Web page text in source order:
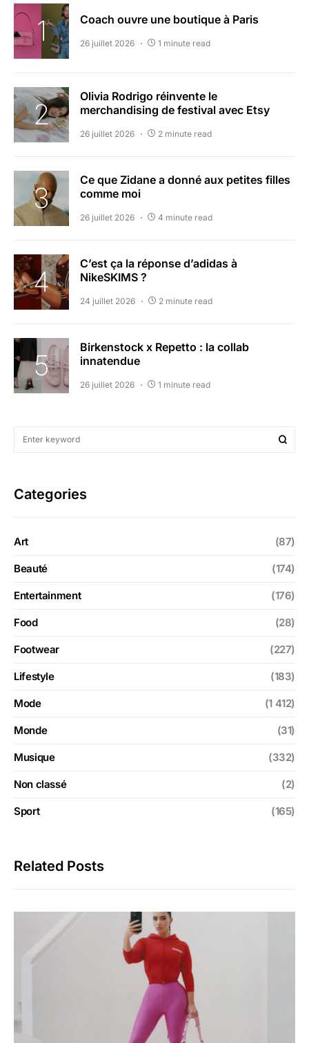
Coach ouvre une boutique à Paris
26 juillet 2026 1 minute read
Olivia Rodrigo réinvente le
merchandising de festival avec Etsy
26 juillet 2026 2 minute read
Ce que Zidane a donné aux petites filles
comme moi
26 juillet 2026 4 minute read
C’est ça la réponse d’adidas à
NikeSKIMS ?
24 juillet 2026 2 minute read
Birkenstock x Repetto : la collab
innatendue
26 juillet 2026 1 minute read
Categories
Art (87)
Beauté (174)
Entertainment (176)
Food (28)
Footwear (227)
Lifestyle (183)
Mode (1 412)
Monde (31)
Musique (332)
Non classé (2)
Sport (165)
Related Posts